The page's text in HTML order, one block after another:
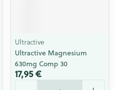
Ultractive
Ultractive Magnesium
630mg Comp 30
17,95 €
Quantité